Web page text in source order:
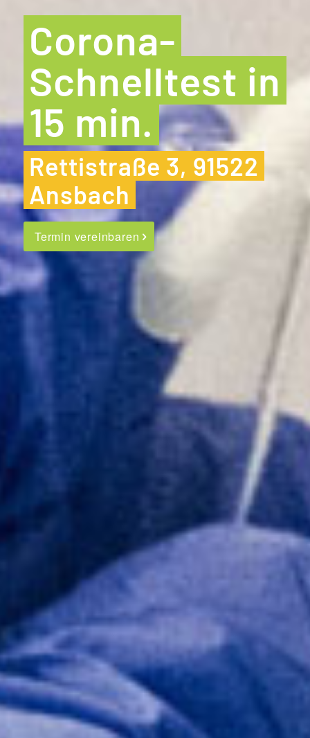
Corona-
Schnelltest in
15 min.
Rettistraße 3, 91522
Ansbach
Termin vereinbaren